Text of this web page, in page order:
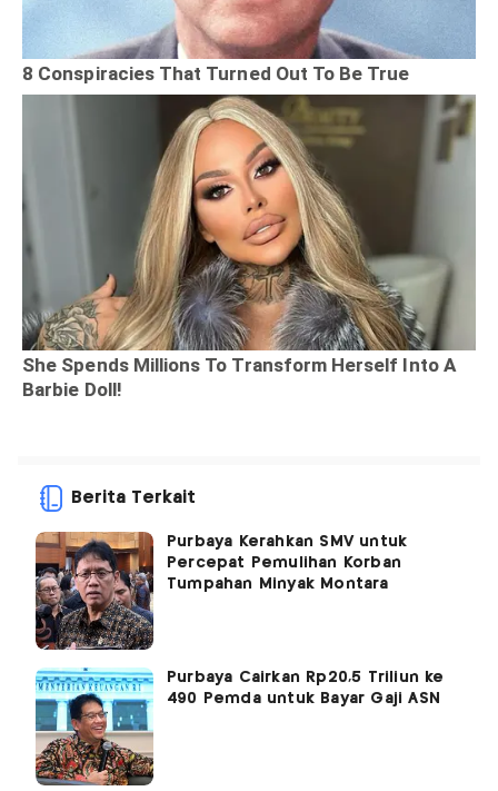
Berita Terkait
Purbaya Kerahkan SMV untuk
Percepat Pemulihan Korban
Tumpahan Minyak Montara
Purbaya Cairkan Rp20,5 Triliun ke
490 Pemda untuk Bayar Gaji ASN